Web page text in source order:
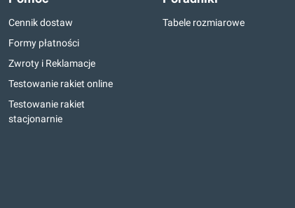
Cennik dostaw
Formy płatności
Zwroty i Reklamacje
Testowanie rakiet online
Testowanie rakiet
stacjonarnie
Tabele rozmiarowe